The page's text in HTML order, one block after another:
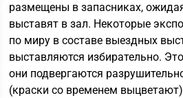
размещены в запасниках,
выставят в зал. Некоторые
по миру в составе выездных
выставляются избирательно.
они подвергаются
(краски со временем